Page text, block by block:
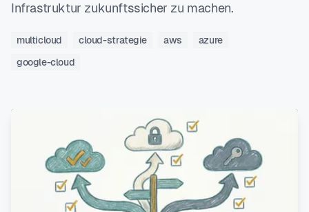
Infrastruktur zukunftssicher zu machen.
multicloud cloud-strategie aws
azure
google-cloud